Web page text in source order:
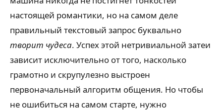
настоящей романтики, но на самом деле
правильный текстовый запрос буквально
творит чудеса. Успех этой нетривиальной затеи
зависит исключительно от того, насколько
грамотно и скрупулезно выстроен
первоначальный алгоритм общения. Но чтобы
не ошибиться на самом старте, нужно